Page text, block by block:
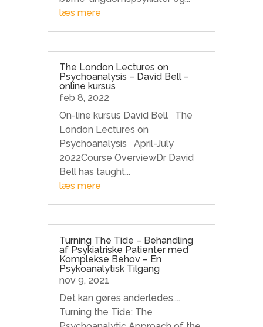
læs mere
The London Lectures on
Psychoanalysis – David Bell –
online kursus
feb 8, 2022
On-line kursus David Bell The
London Lectures on
Psychoanalysis April-July
2022Course OverviewDr David
Bell has taught...
læs mere
Turning The Tide – Behandling
af Psykiatriske Patienter med
Komplekse Behov – En
Psykoanalytisk Tilgang
nov 9, 2021
Det kan gøres anderledes....
Turning the Tide: The